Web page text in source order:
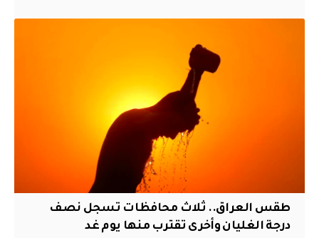
طقس العراق.. ثلاث محافظات تسجل نصف
درجة الغليان وأخرى تقترب منها يوم غد